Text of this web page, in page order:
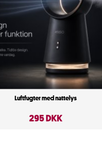
Luftfugter med nattelys
295 DKK